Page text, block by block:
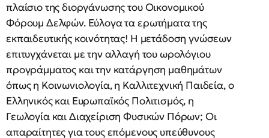
πλαίσιο της διοργάνωσης του Οικονομικού
Φόρουμ Δελφών. Εύλογα τα ερωτήματα της
εκπαιδευτικής κοινότητας! Η μετάδοση γνώσεων
επιτυγχάνεται με την αλλαγή του ωρολόγιου
προγράμματος και την κατάργηση μαθημάτων
όπως η Κοινωνιολογία, η Καλλιτεχνική Παιδεία, ο
Ελληνικός και Ευρωπαϊκός Πολιτισμός, η
Γεωλογία και Διαχείριση Φυσικών Πόρων; Οι
απαραίτητες για τους επόμενους υπεύθυνους